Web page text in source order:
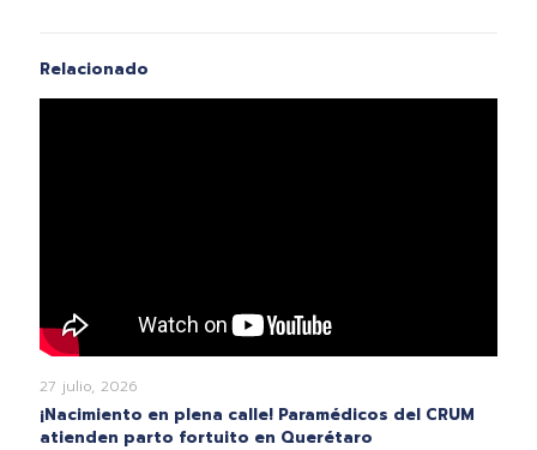
Relacionado
27 julio, 2026
¡Nacimiento en plena calle! Paramédicos del CRUM
atienden parto fortuito en Querétaro